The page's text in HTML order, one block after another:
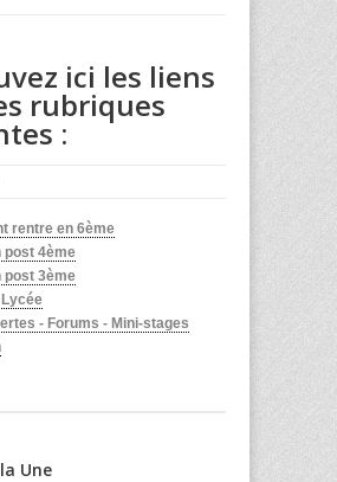
ici les liens
rubriques
:
rentre en 6ème
4ème
3ème
- Forums - Mini-stages
Une